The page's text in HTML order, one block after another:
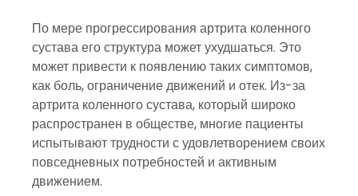
По мере прогрессирования артрита коленного
сустава его структура может ухудшаться. Это
может привести к появлению таких симптомов,
как боль, ограничение движений и отек. Из-за
артрита коленного сустава, который широко
распространен в обществе, многие пациенты
испытывают трудности с удовлетворением своих
повседневных потребностей и активным
движением.